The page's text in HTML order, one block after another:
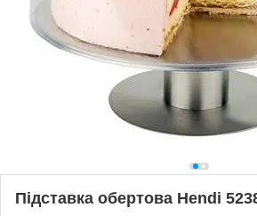
Підставка обертова Hendi